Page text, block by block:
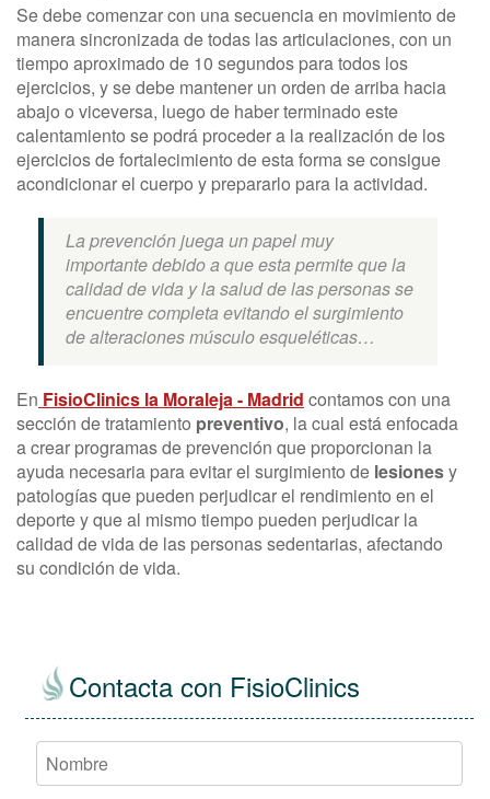
Se debe comenzar con una secuencia en movimiento de
manera sincronizada de todas las articulaciones, con un
tiempo aproximado de 10 segundos para todos los
ejercicios, y se debe mantener un orden de arriba hacia
abajo o viceversa, luego de haber terminado este
calentamiento se podrá proceder a la realización de los
ejercicios de fortalecimiento de esta forma se consigue
acondicionar el cuerpo y prepararlo para la actividad.
La prevención juega un papel muy
importante debido a que esta permite que la
calidad de vida y la salud de las personas se
encuentre completa evitando el surgimiento
de alteraciones músculo esqueléticas…
En FisioClinics la Moraleja - Madrid contamos con una
sección de tratamiento preventivo, la cual está enfocada
a crear programas de prevención que proporcionan la
ayuda necesaria para evitar el surgimiento de lesionesy
patologías que pueden perjudicar el rendimiento en el
deporte y que al mismo tiempo pueden perjudicar la
calidad de vida de las personas sedentarias, afectando
su condición de vida.
Contacta con FisioClinics